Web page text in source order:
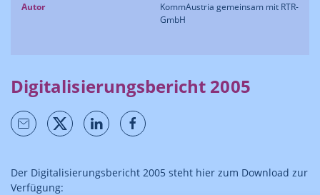
Autor
KommAustria gemeinsam mit RTR-
GmbH
Digitalisierungsbericht 2005
Der Digitalisierungsbericht 2005 steht hier zum Download zur
Verfügung: